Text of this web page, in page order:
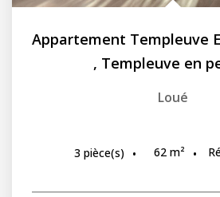
, Templeuve en
Loué
3 pièce(s) 62 m²